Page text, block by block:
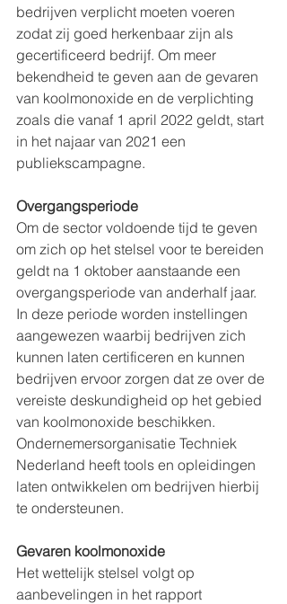
bedrijven verplicht moeten voeren
zodat zij goed herkenbaar zijn als
gecertificeerd bedrijf. Om meer
bekendheid te geven aan de gevaren
van koolmonoxide en de verplichting
zoals die vanaf 1 april 2022 geldt, start
in het najaar van 2021 een
publiekscampagne.
Overgangsperiode
Om de sector voldoende tijd te geven
om zich op het stelsel voor te bereiden
geldt na 1 oktober aanstaande een
overgangsperiode van anderhalf jaar.
In deze periode worden instellingen
aangewezen waarbij bedrijven zich
kunnen laten certificeren en kunnen
bedrijven ervoor zorgen dat ze over de
vereiste deskundigheid op het gebied
van koolmonoxide beschikken.
Ondernemersorganisatie Techniek
Nederland heeft tools en opleidingen
laten ontwikkelen om bedrijven hierbij
te ondersteunen.
Gevaren koolmonoxide
Het wettelijk stelsel volgt op
aanbevelingen in het rapport